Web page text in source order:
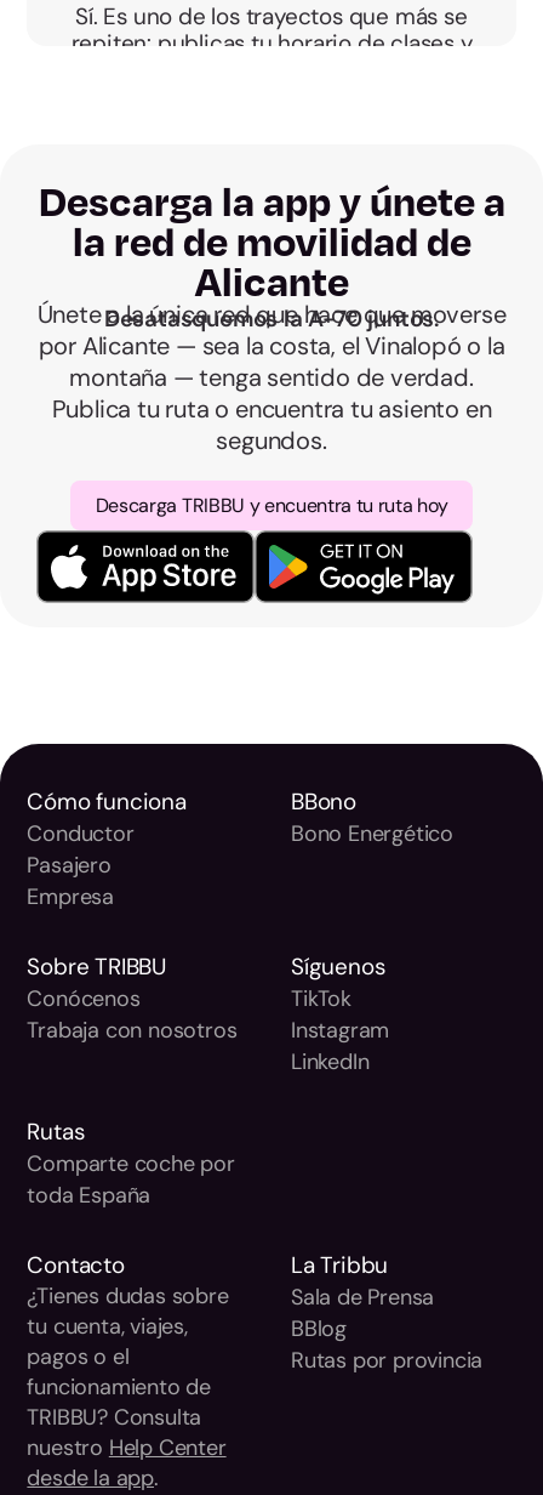
Sí. Es uno de los trayectos que más se
repiten: publicas tu horario de clases y
Descarga la app y únete a
la red de movilidad de
Alicante
Desatasquemos la A-70 juntos.
Únete a la única red que hace que moverse
por Alicante — sea la costa, el Vinalopó o la
montaña — tenga sentido de verdad.
Publica tu ruta o encuentra tu asiento en
segundos.
Descarga TRIBBU y encuentra tu ruta hoy
Sobre TRIBBU
Conócenos
Trabaja con nosotros
Cómo funciona
Conductor
Pasajero
Empresa
La Tribbu
Sala de Prensa
BBlog
Rutas por provincia
BBono
Bono Energético
Contacto
¿Tienes dudas sobre
tu cuenta, viajes,
pagos o el
funcionamiento de
TRIBBU? Consulta
nuestro Help Center
desde la app.
Síguenos
TikTok
Instagram
LinkedIn
Rutas
Comparte coche por
toda España